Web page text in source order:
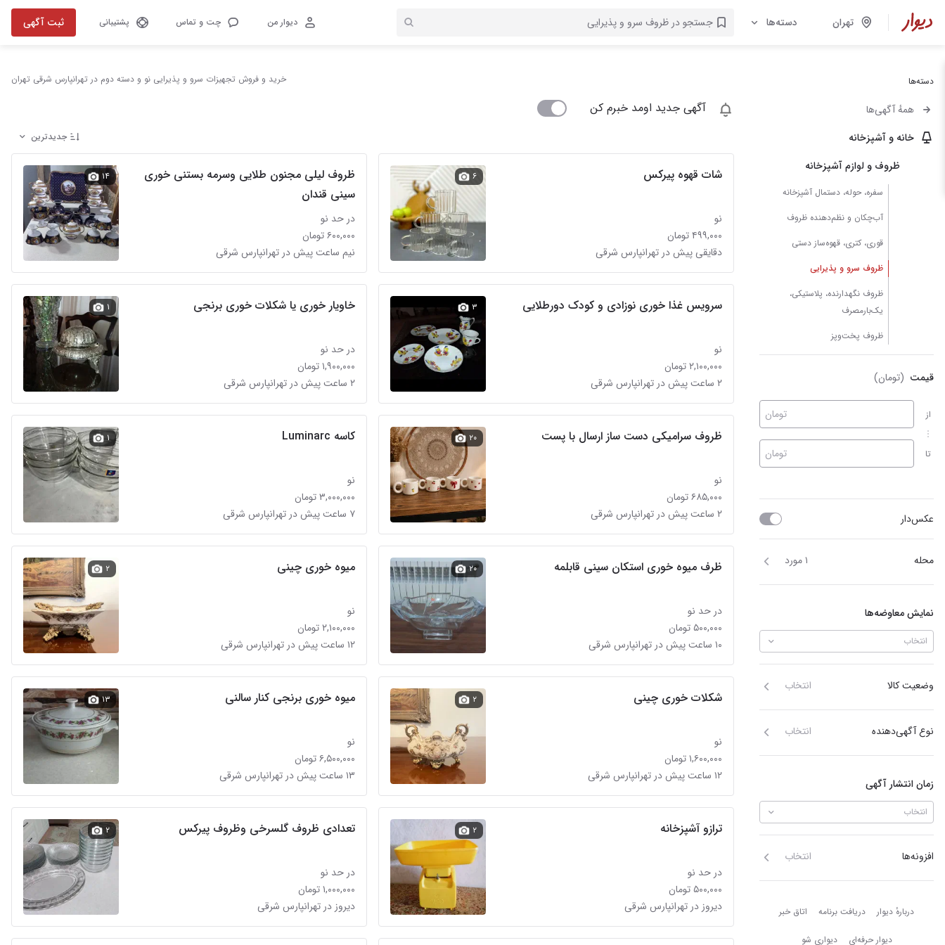
تهران دسته‌ها دیوار من چت و تماس پشتیبانی ثبت آگهی
دسته‌ها
همهٔ آگهی‌ها
خانه و آشپزخانه
ظروف و لوازم آشپزخانه
سفره، حوله، دستمال آشپزخانه
آب‌چکان و نظم‌دهنده ظروف
قوری، کتری، قهوه‌ساز دستی
ظروف سرو و پذیرایی
ظروف نگهدارنده، پلاستیکی،
یک‌بارمصرف
ظروف پخت‌وپز
قیمت (تومان)
از
تا
تومان
تومان
عکس‌دار
محله ۱ مورد
نمایش معاوضه‌ها
انتخاب
وضعیت کالا انتخاب
نوع آگهی‌دهنده انتخاب
زمان انتشار آگهی
انتخاب
افزونه‌ها انتخاب
دربارهٔ دیوار دربارهٔ دیوار دریافت برنامه اتاق خبر
دیوار حرفه‌ای دیواری شو
خرید و فروش تجهیزات سرو و پذیرایی نو و دسته دوم در تهرانپارس شرقی تهران
آگهی جدید اومد خبرم کن
جدیدترین
شات قهوه پیرکس
نو
۴۹۹,۰۰۰ تومان
دقایقی پیش در تهرانپارس شرقی
۶
ظروف لیلی مجنون طلایی وسرمه بستنی خوری
سینی قندان
در حد نو
۶۰۰,۰۰۰ تومان
نیم ساعت پیش در تهرانپارس شرقی
۱۴
سرویس غذا خوری نوزادی و کودک دورطلایی
نو
۲,۱۰۰,۰۰۰ تومان
۲ ساعت پیش در تهرانپارس شرقی
۳ خاویار خوری یا شکلات خوری برنجی
در حد نو
۱,۹۰۰,۰۰۰ تومان
۲ ساعت پیش در تهرانپارس شرقی
۱
ظروف سرامیکی دست ساز ارسال با پست
نو
۶۸۵,۰۰۰ تومان
۲ ساعت پیش در تهرانپارس شرقی
۲۰ کاسه Luminarc
نو
۳,۰۰۰,۰۰۰ تومان
۷ ساعت پیش در تهرانپارس شرقی
۱
ظرف میوه خوری استکان سینی قابلمه
در حد نو
۵۰۰,۰۰۰ تومان
۱۰ ساعت پیش در تهرانپارس شرقی
۲۰ میوه خوری چینی
نو
۲,۱۰۰,۰۰۰ تومان
۱۲ ساعت پیش در تهرانپارس شرقی
۲
شکلات خوری چینی
نو
۱,۶۰۰,۰۰۰ تومان
۱۲ ساعت پیش در تهرانپارس شرقی
۲ میوه خوری برنجی کنار سالنی
نو
۶,۵۰۰,۰۰۰ تومان
۱۳ ساعت پیش در تهرانپارس شرقی
۱۳
ترازو آشپزخانه
در حد نو
۵۰۰,۰۰۰ تومان
دیروز در تهرانپارس شرقی
۲ تعدادی ظروف گلسرخی وظروف پیرکس
در حد نو
۱,۰۰۰,۰۰۰ تومان
دیروز در تهرانپارس شرقی
۲